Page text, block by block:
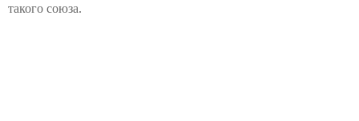
такого союза.